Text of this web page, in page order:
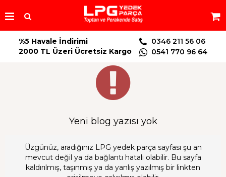
%5 Havale İndirimi
2000 TL Üzeri Ücretsiz Kargo
0346 211 56 06
0541 770 96 64
Yeni blog yazısı yok
Üzgünüz, aradığınız LPG yedek parça sayfası şu an
mevcut değil ya da bağlantı hatalı olabilir. Bu sayfa
kaldırılmış, taşınmış ya da yanlış yazılmış bir linkten